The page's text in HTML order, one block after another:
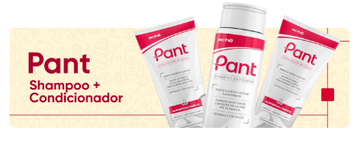
Promoção em Destaque